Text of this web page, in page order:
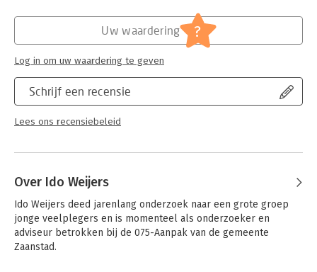
Personen- en familierecht - Jeugdrecht
Schrijf een recensie
Lees ons recensiebeleid
Uw waardering ?
Log in om uw waardering te geven
Over Ido Weijers
Ido Weijers deed jarenlang onderzoek naar een grote groep
jonge veelplegers en is momenteel als onderzoeker en
adviseur betrokken bij de 075-Aanpak van de gemeente
Zaanstad.